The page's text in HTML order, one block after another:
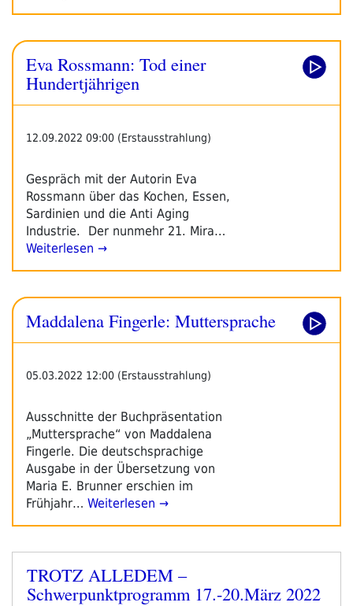
Eva Rossmann: Tod einer
Hundertjährigen
12.09.2022 09:00 (Erstausstrahlung)
Gespräch mit der Autorin Eva
Rossmann über das Kochen, Essen,
Sardinien und die Anti Aging
Industrie. Der nunmehr 21. Mira…
Weiterlesen →
Maddalena Fingerle: Muttersprache
05.03.2022 12:00 (Erstausstrahlung)
Ausschnitte der Buchpräsentation
„Muttersprache“ von Maddalena
Fingerle. Die deutschsprachige
Ausgabe in der Übersetzung von
Maria E. Brunner erschien im
Frühjahr… Weiterlesen →
Veröffentlicht
am
TROTZ ALLEDEM –
Schwerpunktprogramm 17.-20.März 2022